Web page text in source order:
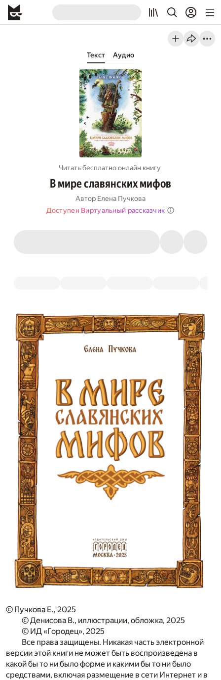
Текст Аудио
Читать бесплатно онлайн книгу
В мире славянских мифов
Автор Елена Пучкова
Доступен Виртуальный рассказчик
© Пучкова Е., 2025
© Денисова В., иллюстрации, обложка, 2025
© ИД «Городец», 2025
Все права защищены. Никакая часть электронной
версии этой книги не может быть воспроизведена в
какой бы то ни было форме и какими бы то ни было
средствами, включая размещение в сети Интернет и в